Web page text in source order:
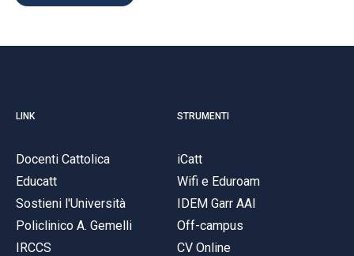
LINK
Docenti Cattolica
Educatt
Sostieni l'Università
Policlinico A. Gemelli
IRCCS
STRUMENTI
iCatt
Wifi e Eduroam
IDEM Garr AAI
Off-campus
CV Online